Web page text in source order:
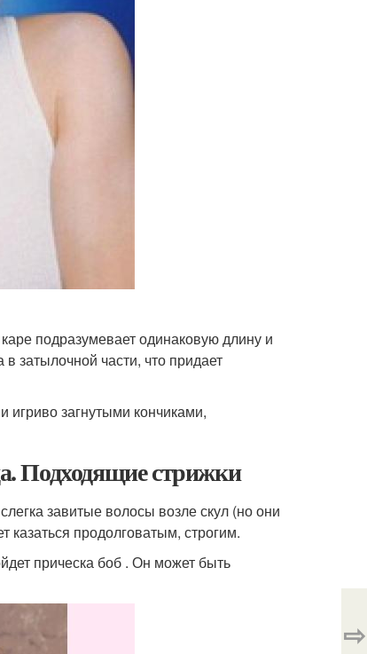
подразумевает одинаковую длину и
затылочной части, что придает
игриво загнутыми кончиками,
Подходящие стрижки
завитые волосы возле скул (но они
продолговатым, строгим.
прическа боб . Он может быть
⇨